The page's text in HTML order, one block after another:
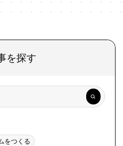
を探す
をつくる